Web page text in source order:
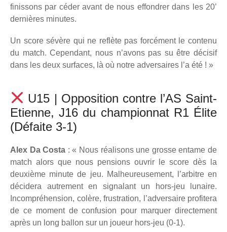
finissons par céder avant de nous effondrer dans les 20’
dernières minutes.
Un score sévère qui ne reflète pas forcément le contenu
du match. Cependant, nous n’avons pas su être décisif
dans les deux surfaces, là où notre adversaires l’a été ! »
U15 | Opposition contre l’AS Saint-
Etienne, J16 du championnat R1 Élite
(Défaite 3-1)
Alex Da Costa : « Nous réalisons une grosse entame de
match alors que nous pensions ouvrir le score dès la
deuxième minute de jeu. Malheureusement, l’arbitre en
décidera autrement en signalant un hors-jeu lunaire.
Incompréhension, colère, frustration, l’adversaire profitera
de ce moment de confusion pour marquer directement
après un long ballon sur un joueur hors-jeu (0-1).